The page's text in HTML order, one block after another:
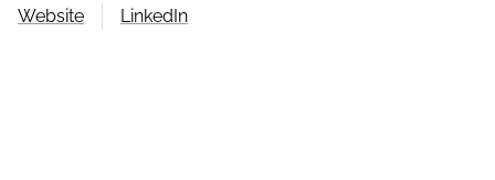
Website LinkedIn